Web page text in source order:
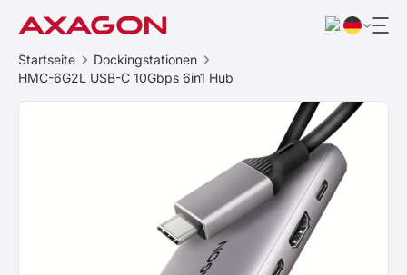
Startseite
Dockingstationen
HMC-6G2L USB-C 10Gbps 6in1 Hub